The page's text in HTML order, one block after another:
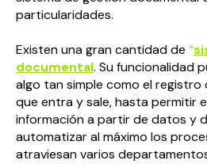
particularidades.
Existen una gran cantidad de “
documental. Su funcionalidad
algo tan simple como el
que entra y sale, hasta permitir
información a partir de datos y
automatizar al máximo los
atraviesan varios